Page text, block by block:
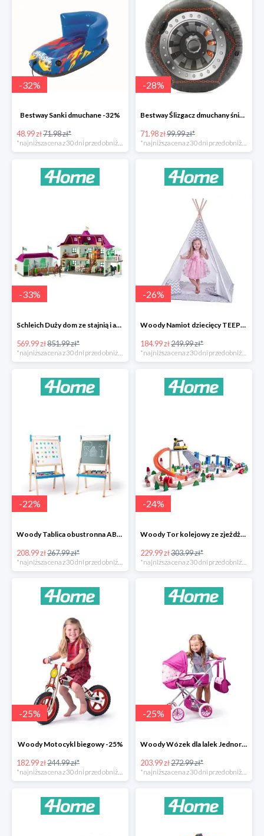
-32%
Bestway Sanki dmuchane -32%
48.99 zł71.98 zł*
*najniższa cena z 30 dni przed obniżką
-28%
Bestway Ślizgacz dmuchany śniegowy H2OGO -28%
71.98 zł99.99 zł*
*najniższa cena z 30 dni przed obniżką
-33%
Schleich Duży dom ze stajnią i akcesoriami -33%
569.99 zł851.99 zł*
-26%
Woody Namiot dziecięcy TEEPEE -26%
184.99 zł249.99 zł*
-22%
Woody Tablica obustronna ABC -22%
208.99 zł267.99 zł*
*najniższa cena z 30 dni przed obniżką
-24%
Woody Tor kolejowy ze zjeżdżalnią i żurawiem -24%
229.99 zł303.99 zł*
*najniższa cena z 30 dni przed obniżką
-25%
Woody Motocykl biegowy -25%
182.99 zł244.99 zł*
-25%
Woody Wózek dla lalek Jednorożec -25%
203.99 zł272.99 zł*